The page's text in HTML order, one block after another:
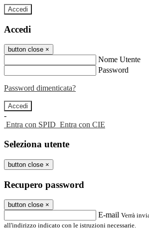
Accedi
Accedi
button close ×
Nome Utente
Password
Password dimenticata?
-
Entra con SPID Entra con CIE
Seleziona utente
button close ×
Recupero password
button close ×
E-mail Verrà
all'indirizzo indicato con le istruzioni necessarie.